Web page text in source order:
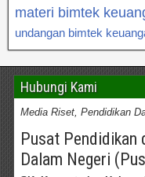
materi bimtek
undangan bimtek
Hubungi Kami
Media Riset, Pendidikan
Pusat Pendidikan
Dalam Negeri